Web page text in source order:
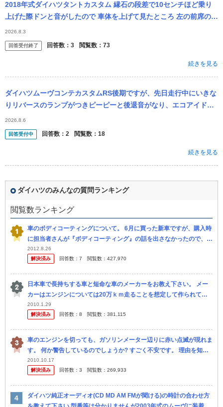
2018年式ダイハツタントカスタム 縁石の段差で10センチほど乗り
上げた際ドンと音がしたので 車体を上げて見たところ 左の前席の足
元の下の位置にある部品が変形してしまい これは放置して良いもの
か...
2026.8.3
回答受付終了 回答数： 3 閲覧数： 73
続きを見る
ダイハツムーヴコンテカスタムRS後期ですが、先日走行中にいきな
りリバースのランプがつきピーピーと後退音がなり、エコアイドル
とDレンジのランプが点滅するという状態になりました。 その際に
バックラン...
2026.8.6
回答受付中 回答数： 2 閲覧数： 18
続きを見る
ダイハツのみんなの質問ランキング
閲覧数ランキング
車のボディコーティングについて。 6月に買った新車ですが、購入時
に担当者さんが『ボディコーティング』の話を出さなかったので、僕
自身もボディコーティングについては忘れていたのですが 、これっ
てや...
2012.8.26
解決済み
回答数： 7 閲覧数： 427,970
日本車で長持ちする車と短命な車のメーカーをお教え下さい。 メー
カーはエンジンについては20万ｋｍ走ることを想定して作られてい
ると聞きます。 実際に車を所有されて寿命の短い車・長い車がある
と思い...
2010.1.29
解決済み
回答数： 8 閲覧数： 381,115
車のエンジンを切っても、ガソリンメーター辺りに赤い点滅が現れま
す。 何か警告しているのでしょうか? すごく不安です。 理由を知っ
ていましたら誰か教えて下さい！ 車の種類はダイハツの鹿がCMし
て...
2010.10.17
解決済み
回答数： 3 閲覧数： 269,933
ダイハツ純正オーディオ(CD MD AM FMが聞ける)の時計の合わせ方